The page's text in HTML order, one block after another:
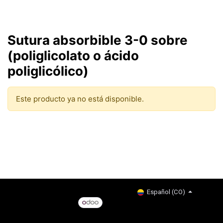
Sutura absorbible 3-0 sobre
(poliglicolato o ácido
poliglicólico)
Este producto ya no está disponible.
Español (CO)
Con tecnología de - El #1